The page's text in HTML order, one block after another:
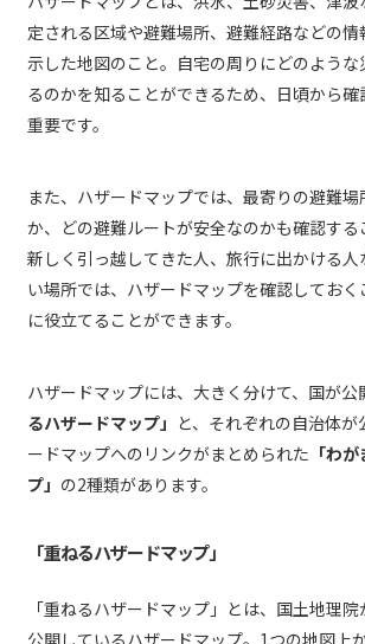
定される区域や避難場所、避難経路などの情
示した地図のこと。自宅の周りにどのよう
るのかを知ることができるため、日頃から
重要です。
また、ハザードマップでは、最寄りの避難場
か、どの避難ルートが安全なのかも確認する
新しく引っ越してきた人、旅行に出かける人
い場所では、ハザードマップを確認してお
に役立てることができます。
ハザードマップには、大きく分けて、国が公
るハザードマップ」 と、それぞれの自治体
ードマップへのリンクがまとめられた 「わ
プ」 の2種類があります。
「重ねるハザードマップ」
「重ねるハザードマップ」とは、国土地理
公開しているハザードマップ。1つの地図上